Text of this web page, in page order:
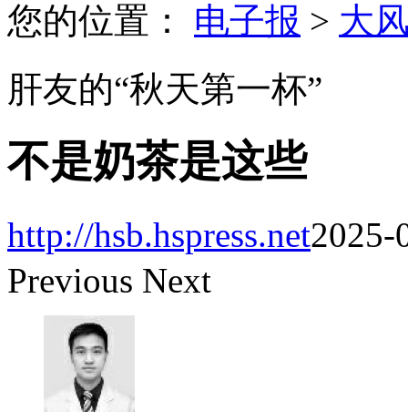
您的位置： 电子报 > 大
肝友的“秋天第一杯”
不是奶茶是这些
http://hsb.hspress.net2025-
Previous Next